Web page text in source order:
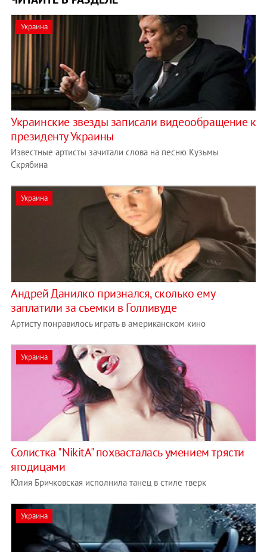
Украина
Украинские звезды записали видеообращение к
президенту Украины
Известные артисты зачитали слова на песню Кузьмы
Скрябина
Украина
Андрей Данилко признался, сколько ему
заплатили за съемки в Голливуде
Артисту понравилось играть в американском кино
Украина
Солистка "NikitA" похвасталась умением трясти
ягодицами
Юлия Бричковская исполнила танец в стиле тверк
Украина